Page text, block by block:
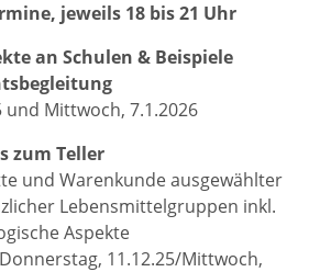
jeweils 18 bis 21 Uhr
an Schulen & Beispiele
und Mittwoch, 7.1.2026
zum Teller
und Warenkunde ausgewählter
Lebensmittelgruppen inkl.
Aspekte
11.12.25/Mittwoch,